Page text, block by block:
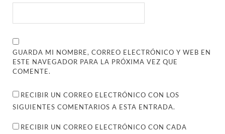
GUARDA MI NOMBRE, CORREO ELECTRÓNICO Y WEB EN
ESTE NAVEGADOR PARA LA PRÓXIMA VEZ QUE
COMENTE.
RECIBIR UN CORREO ELECTRÓNICO CON LOS
SIGUIENTES COMENTARIOS A ESTA ENTRADA.
RECIBIR UN CORREO ELECTRÓNICO CON CADA